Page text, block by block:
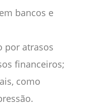
bancos e
por atrasos
financeiros;
como